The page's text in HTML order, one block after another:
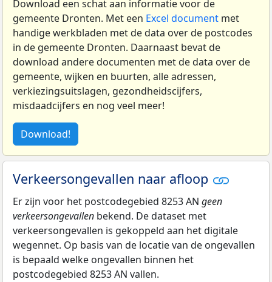
Download een schat aan informatie voor de
gemeente Dronten. Met een Excel document met
handige werkbladen met de data over de postcodes
in de gemeente Dronten. Daarnaast bevat de
download andere documenten met de data over de
gemeente, wijken en buurten, alle adressen,
verkiezingsuitslagen, gezondheidscijfers,
misdaadcijfers en nog veel meer!
Download!
Verkeersongevallen naar afloop
Er zijn voor het postcodegebied 8253 AN geen
verkeersongevallen bekend. De dataset met
verkeersongevallen is gekoppeld aan het digitale
wegennet. Op basis van de locatie van de ongevallen
is bepaald welke ongevallen binnen het
postcodegebied 8253 AN vallen.